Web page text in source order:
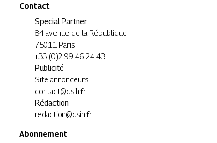
Contact
Special Partner
84 avenue de la République
75011 Paris
+33 (0)2 99 46 24 43
Publicité
Site annonceurs
contact@dsih.fr
Rédaction
redaction@dsih.fr
Abonnement